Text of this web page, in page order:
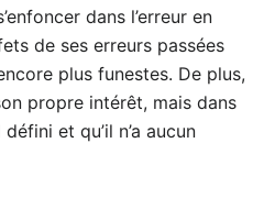
dans l’erreur en
de ses erreurs passées
plus funestes. De plus,
propre intérêt, mais dans
et qu’il n’a aucun